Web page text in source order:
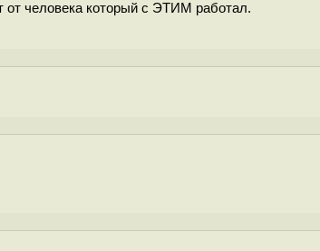
от человека который с ЭТИМ работал.